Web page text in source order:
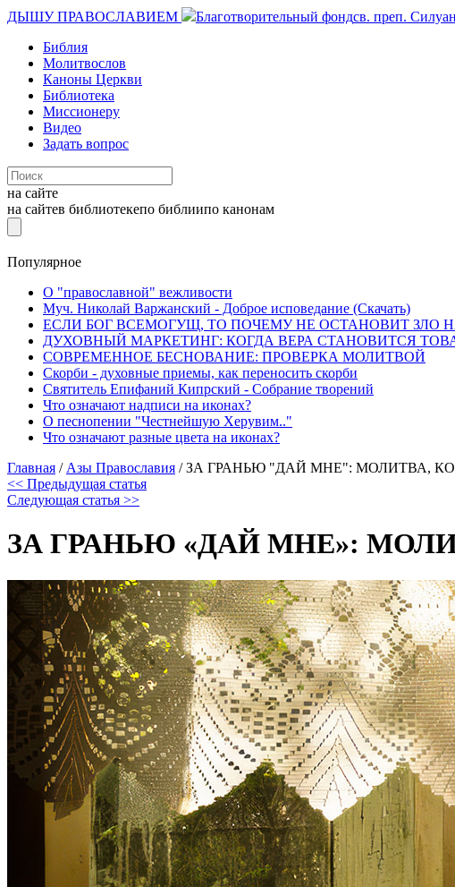
ДЫШУ ПРАВОСЛАВИЕМ Благотворительный фондсв. преп.
Библия
Молитвослов
Каноны Церкви
Библиотека
Миссионеру
Видео
Задать вопрос
на сайте
на сайтев библиотекепо библиипо канонам
Популярное
О "православной" вежливости
Муч. Николай Варжанский - Доброе исповедание (Скачать)
ЕСЛИ БОГ ВСЕМОГУЩ, ТО ПОЧЕМУ НЕ ОСТАНОВИТ ЗЛО
ДУХОВНЫЙ МАРКЕТИНГ: КОГДА ВЕРА СТАНОВИТСЯ
СОВРЕМЕННОЕ БЕСНОВАНИЕ: ПРОВЕРКА МОЛИТВОЙ
Скорби - духовные приемы, как переносить скорби
Святитель Епифаний Кипрский - Собрание творений
Что означают надписи на иконах?
О песнопении "Честнейшую Херувим.."
Что означают разные цвета на иконах?
Главная / Азы Православия /ЗА ГРАНЬЮ "ДАЙ МНЕ": МОЛИТВА,
<< Предыдущая статья
Следующая статья >>
ЗА ГРАНЬЮ «ДАЙ МНЕ»: